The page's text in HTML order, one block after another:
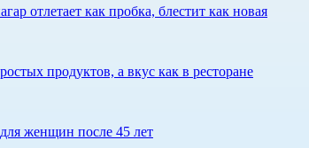
отлетает как пробка, блестит как новая
продуктов, а вкус как в ресторане
женщин после 45 лет